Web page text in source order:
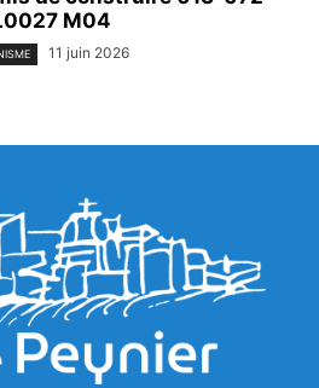
M04
11 juin 2026